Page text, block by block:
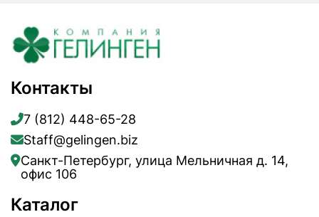
Контакты
7 (812) 448-65-28
Staff@gelingen.biz
Санкт-Петербург, улица Мельничная д. 14,
офис 106
Каталог